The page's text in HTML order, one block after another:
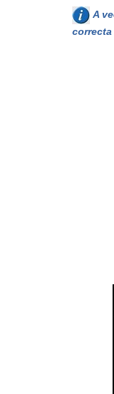
A
correcta